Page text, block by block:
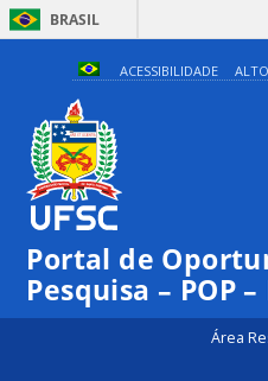
BRASIL
ACESSIBILIDADE
Portal de
Pesquisa – POP
Área